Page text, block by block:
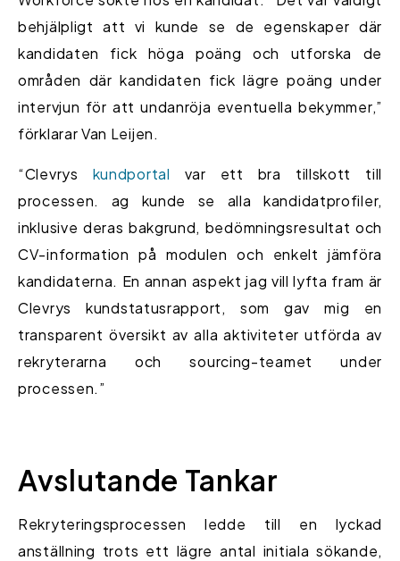
behjälpligt att vi kunde se de egenskaper där
kandidaten fick höga poäng och utforska de
områden där kandidaten fick lägre poäng under
intervjun för att undanröja eventuella bekymmer,”
förklarar Van Leijen.
“Clevrys kundportal var ett bra tillskott till
processen. ag kunde se alla kandidatprofiler,
inklusive deras bakgrund, bedömningsresultat och
CV-information på modulen och enkelt jämföra
kandidaterna. En annan aspekt jag vill lyfta fram är
Clevrys kundstatusrapport, som gav mig en
transparent översikt av alla aktiviteter utförda av
rekryterarna och sourcing-teamet under
processen.”
Avslutande Tankar
Rekryteringsprocessen ledde till en lyckad
anställning trots ett lägre antal initiala sökande,